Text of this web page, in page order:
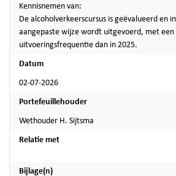
Kennisnemen van:
De alcoholverkeerscursus is geëvalueerd en
aangepaste wijze wordt uitgevoerd, met een
uitvoeringsfrequentie dan in 2025.
Datum
02-07-2026
Portefeuillehouder
Wethouder H. Sijtsma
Relatie met
Bijlage(n)